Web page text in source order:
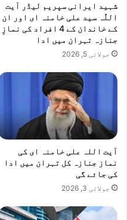
شہید ایرانی سپریم لیڈر آیت
اللّٰہ سید علی خامنہ ای اور ان
کے خاندان کے 4 افراد کی نمازِ
جنازہ تہران میں ادا
جولائی 5, 2026
آیت اللہ علی خامنہ ای کی
نماز جنازہ کل تہران میں ادا
کی جائے گی
جولائی 3, 2026